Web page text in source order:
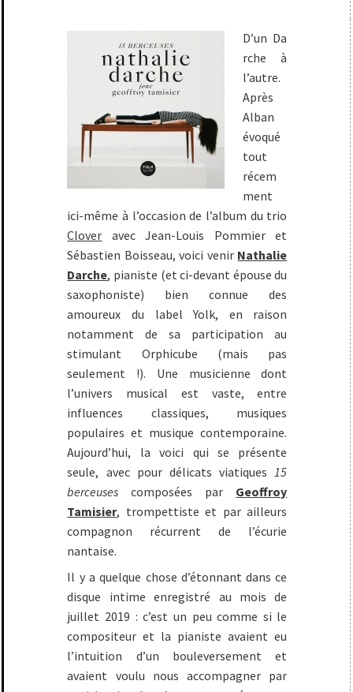
D’un Da
rche à
l’autre.
Après
Alban
évoqué
tout
récem
ment
ici-même à l’occasion de l’album du trio
Clover avec Jean-Louis Pommier et
Sébastien Boisseau, voici venir Nathalie
Darche, pianiste (et ci-devant épouse du
saxophoniste) bien connue des
amoureux du label Yolk, en raison
notamment de sa participation au
stimulant Orphicube (mais pas
seulement !). Une musicienne dont
l’univers musical est vaste, entre
influences classiques, musiques
populaires et musique contemporaine.
Aujourd’hui, la voici qui se présente
seule, avec pour délicats viatiques15
berceuses composées par Geoffroy
Tamisier, trompettiste et par ailleurs
compagnon récurrent de l’écurie
nantaise.
Il y a quelque chose d’étonnant dans ce
disque intime enregistré au mois de
juillet 2019 : c’est un peu comme si le
compositeur et la pianiste avaient eu
l’intuition d’un bouleversement et
avaient voulu nous accompagner par